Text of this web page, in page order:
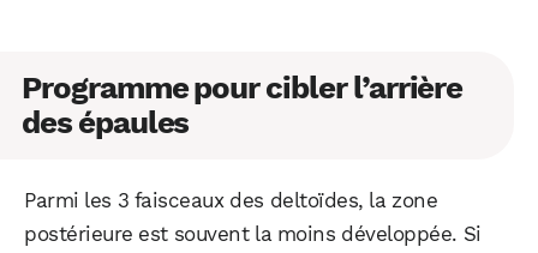
Programme pour cibler l’arrière
des épaules
Parmi les 3 faisceaux des deltoïdes, la zone
postérieure est souvent la moins développée. Si